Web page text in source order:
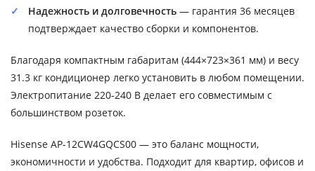
Надежность и долговечность — гарантия 36 месяцев
подтверждает качество сборки и компонентов.
Благодаря компактным габаритам (444×723×361 мм) и весу
31.3 кг кондиционер легко установить в любом помещении.
Электропитание 220-240 В делает его совместимым с
большинством розеток.
Hisense AP-12CW4GQCS00 — это баланс мощности,
экономичности и удобства. Подходит для квартир, офисов и